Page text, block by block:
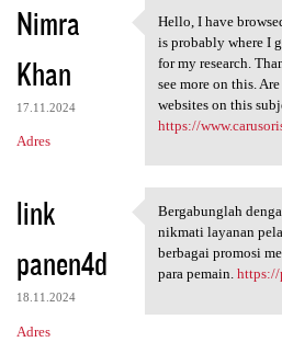
Nimra
Khan
17.11.2024
Adres
Hello, I have
Hello, I have
is probably where I
for my research.
see more on this.
websites on this
https://
link
panen4d
18.11.2024
Adres
Bergabunglah
Bergabunglah
nikmati layanan
berbagai promosi
para pemain.